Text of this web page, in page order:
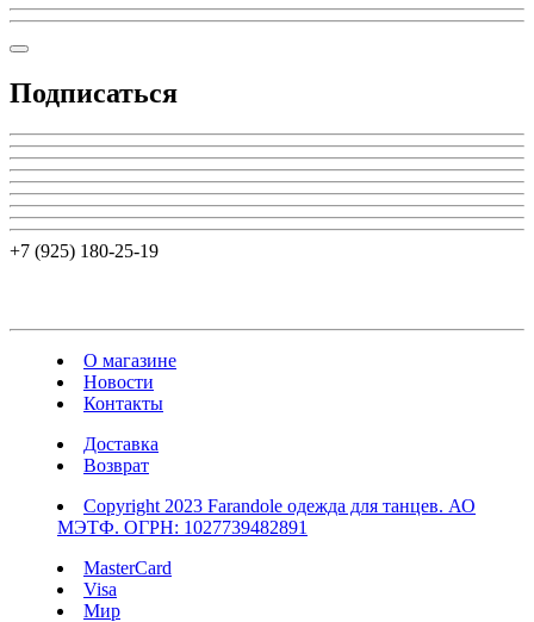
Подписаться
+7 (925) 180-25-19
О магазине
Новости
Контакты
Доставка
Возврат
Copyright 2023 Farandole одежда для танцев. АО
МЭТФ. ОГРН: 1027739482891
MasterCard
Visa
Мир